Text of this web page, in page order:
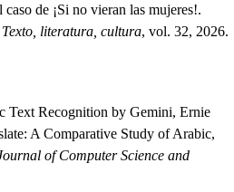
caso de ¡Si no vieran las mujeres!.
Texto, literatura, cultura, vol. 32, 2026.
Text Recognition by Gemini, Ernie
A Comparative Study of Arabic,
of Computer Science and